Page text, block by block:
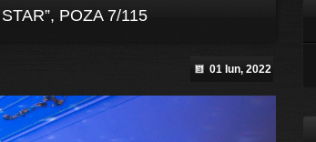
POZA 7/115
01 Iun, 2022